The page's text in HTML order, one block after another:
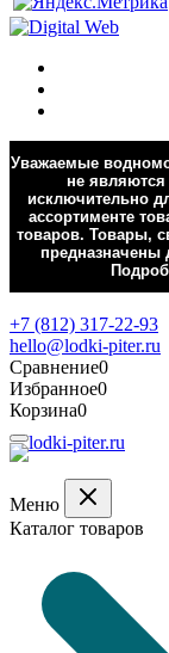
Уважаемые
не
исключительно
ассортименте
товаров. Товары,
предназначены
+7 (812) 317-22-93
hello@lodki-piter.ru
Сравнение0
Избранное0
Корзина0
Меню
Каталог товаров